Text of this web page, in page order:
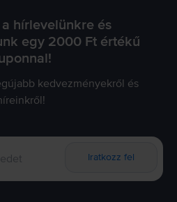
hírlevelünkre és
egy 2000 Ft értékű
kedvezményekről és
Iratkozz fel